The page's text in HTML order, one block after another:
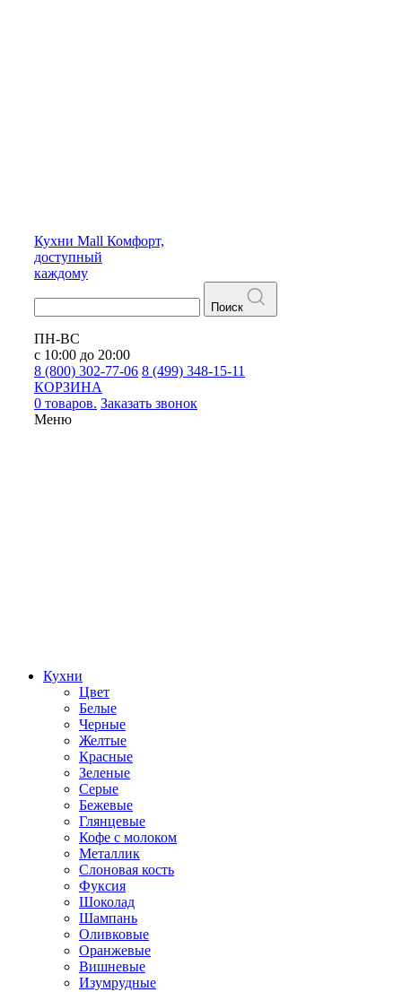
Кухни Mall Комфорт,
доступный
каждому
Поиск
ПН-ВС
с 10:00 до 20:00
8 (800) 302-77-06 8 (499) 348-15-11
КОРЗИНА
0 товаров. Заказать звонок
Меню
Кухни
Цвет
Белые
Черные
Желтые
Красные
Зеленые
Серые
Бежевые
Глянцевые
Кофе с молоком
Металлик
Слоновая кость
Фуксия
Шоколад
Шампань
Оливковые
Оранжевые
Вишневые
Изумрудные